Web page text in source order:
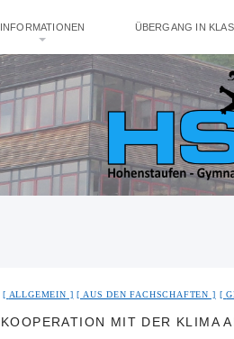
INFORMATIONEN ÜBERGANG IN
ALLGEMEIN AUS DEN FACHSCHAFTEN
KOOPERATION MIT DER KLIMA